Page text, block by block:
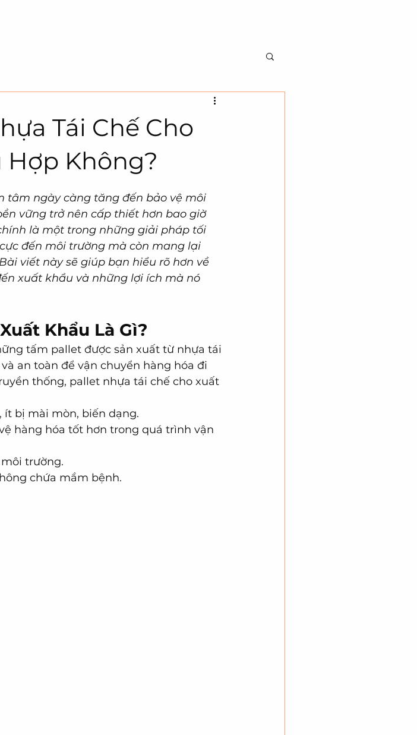
Tái Chế Cho
Hợp Không?
tâm ngày càng tăng đến bảo vệ môi
vững trở nên cấp thiết hơn bao giờ
là một trong những giải pháp tối
đến môi trường mà còn mang lại
viết này sẽ giúp bạn hiểu rõ hơn về
xuất khẩu và những lợi ích mà nó
Khẩu Là Gì?
tấm pallet được sản xuất từ nhựa tái
an toàn để vận chuyển hàng hóa đi
thống, pallet nhựa tái chế cho xuất
ít bị mài mòn, biến dạng.
hàng hóa tốt hơn trong quá trình vận
trường.
chứa mầm bệnh.